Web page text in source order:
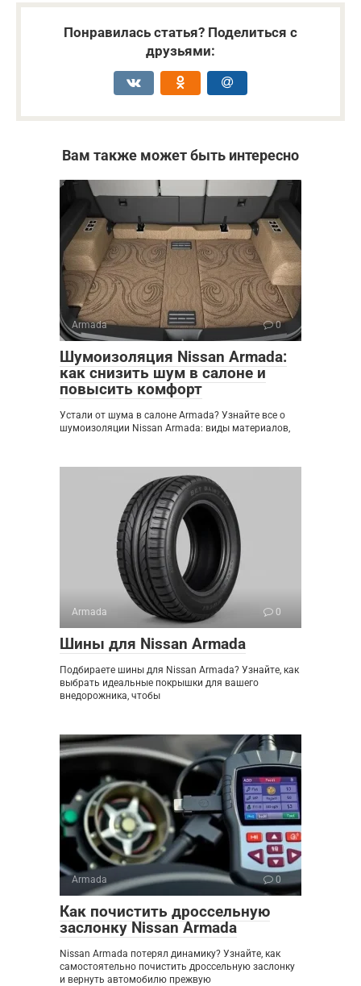
Понравилась статья? Поделиться с
друзьями:
Вам также может быть интересно
Armada 0
Шумоизоляция Nissan Armada:
как снизить шум в салоне и
повысить комфорт
Устали от шума в салоне Armada? Узнайте все о
шумоизоляции Nissan Armada: виды материалов,
Armada 0
Шины для Nissan Armada
Подбираете шины для Nissan Armada? Узнайте, как
выбрать идеальные покрышки для вашего
внедорожника, чтобы
Armada 0
Как почистить дроссельную
заслонку Nissan Armada
Nissan Armada потерял динамику? Узнайте, как
самостоятельно почистить дроссельную заслонку
и вернуть автомобилю прежвую